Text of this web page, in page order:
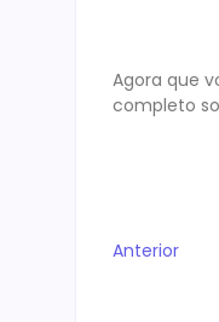
Agora que
completo
Anterior